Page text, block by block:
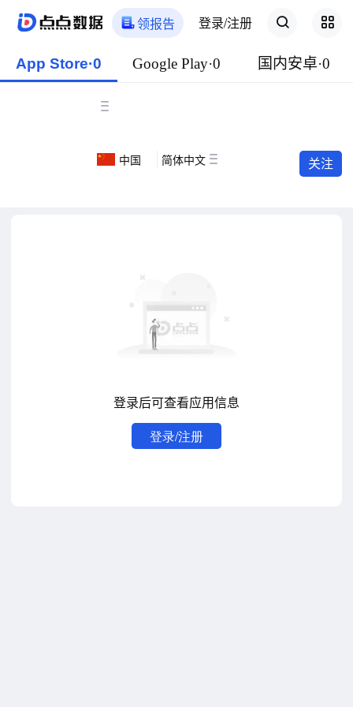
领报告 登录/注册
App Store·0 Google Play·0 国内安卓·0
中国 简体中文 关注
登录后可查看应用信息
登录/注册